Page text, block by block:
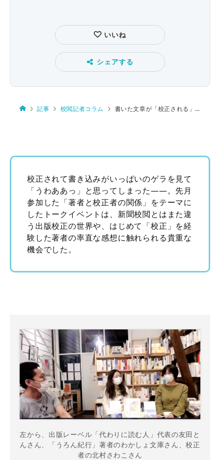
いいね
シェアする
記事 校閲記者コラム 書いた文章が「校正される」とはどういうことか？
校正されて書き込みがいっぱいのゲラを見て
「うわああっ」と思ってしまった――。先月
参加した「著者と校正者の関係」をテーマに
したトークイベントは、新聞校閲とはまた違
う出版校正の世界や、はじめて「校正」を経
験した著者の率直な感想に触れられる貴重な
機会でした。
左から、出版レーベル「代わりに読む人」代表の友田と
んさん、「うろん紀行」著者のわかしょ文庫さん、校正
者の北村さわこさん